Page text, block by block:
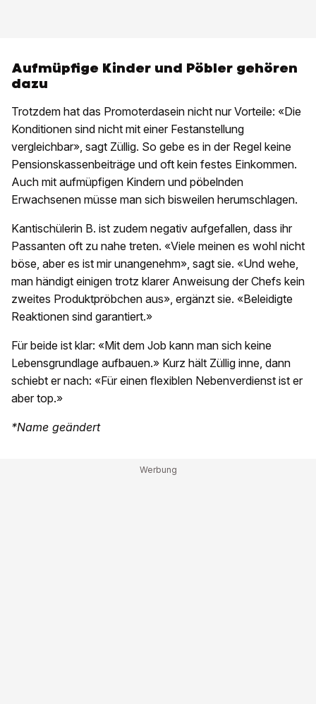
Aufmüpfige Kinder und Pöbler gehören
dazu
Trotzdem hat das Promoterdasein nicht nur Vorteile: «Die
Konditionen sind nicht mit einer Festanstellung
vergleichbar», sagt Züllig. So gebe es in der Regel keine
Pensionskassenbeiträge und oft kein festes Einkommen.
Auch mit aufmüpfigen Kindern und pöbelnden
Erwachsenen müsse man sich bisweilen herumschlagen.
Kantischülerin B. ist zudem negativ aufgefallen, dass ihr
Passanten oft zu nahe treten. «Viele meinen es wohl nicht
böse, aber es ist mir unangenehm», sagt sie. «Und wehe,
man händigt einigen trotz klarer Anweisung der Chefs kein
zweites Produktpröbchen aus», ergänzt sie. «Beleidigte
Reaktionen sind garantiert.»
Für beide ist klar: «Mit dem Job kann man sich keine
Lebensgrundlage aufbauen.» Kurz hält Züllig inne, dann
schiebt er nach: «Für einen flexiblen Nebenverdienst ist er
aber top.»
*Name geändert